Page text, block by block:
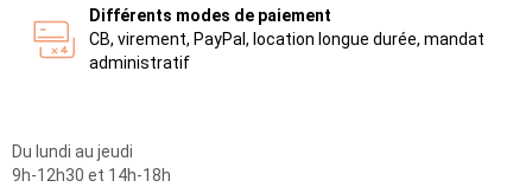
Différents modes de paiement
CB, virement, PayPal, location longue durée, mandat
administratif
Du lundi au jeudi
9h-12h30 et 14h-18h